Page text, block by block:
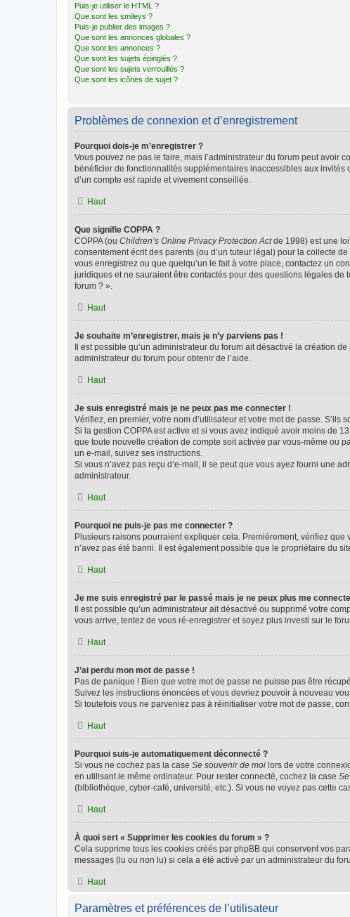
Puis-je utiliser le HTML ?
Que sont les smileys ?
Puis-je publier des images ?
Que sont les annonces globales ?
Que sont les annonces ?
Que sont les sujets épinglés ?
Que sont les sujets verrouillés ?
Que sont les icônes de sujet ?
Problèmes de connexion et d’enregistrement
Pourquoi dois-je m’enregistrer ?
Vous pouvez ne pas le faire, mais l’administrateur du forum peut avoir
bénéficier de fonctionnalités supplémentaires inaccessibles aux invités
d’un compte est rapide et vivement conseillée.
Haut
Que signifie COPPA ?
COPPA (ou Children’s Online Privacy Protection Actde 1998) est une
consentement écrit des parents (ou d’un tuteur légal) pour la collecte
vous enregistrez ou que quelqu’un le fait à votre place, contactez un
juridiques et ne sauraient être contactés pour des questions légales
forum ? ».
Haut
Je souhaite m’enregistrer, mais je n’y parviens pas !
Il est possible qu’un administrateur du forum ait désactivé la création
administrateur du forum pour obtenir de l’aide.
Haut
Je suis enregistré mais je ne peux pas me connecter !
Vérifiez, en premier, votre nom d’utilisateur et votre mot de passe. S’ils
Si la gestion COPPA est active et si vous avez indiqué avoir moins de
que toute nouvelle création de compte soit activée par vous-même ou
un e-mail, suivez ses instructions.
Si vous n’avez pas reçu d’e-mail, il se peut que vous ayez fourni une
administrateur.
Haut
Pourquoi ne puis-je pas me connecter ?
Plusieurs raisons pourraient expliquer cela. Premièrement, vérifiez que
n’avez pas été banni. Il est également possible que le propriétaire du
Haut
Je me suis enregistré par le passé mais je ne peux plus me
Il est possible qu’un administrateur ait désactivé ou supprimé votre
vous arrive, tentez de vous ré-enregistrer et soyez plus investi sur le
Haut
J’ai perdu mon mot de passe !
Pas de panique ! Bien que votre mot de passe ne puisse pas être
Suivez les instructions énoncées et vous devriez pouvoir à nouveau
Si toutefois vous ne parveniez pas à réinitialiser votre mot de passe,
Haut
Pourquoi suis-je automatiquement déconnecté ?
Si vous ne cochez pas la case Se souvenir de moi lors de votre
en utilisant le même ordinateur. Pour rester connecté, cochez la case
(bibliothèque, cyber-café, université, etc.). Si vous ne voyez pas cette
Haut
À quoi sert « Supprimer les cookies du forum » ?
Cela supprime tous les cookies créés par phpBB qui conservent vos
messages (lu ou non lu) si cela a été activé par un administrateur du
Haut
Paramètres et préférences de l’utilisateur